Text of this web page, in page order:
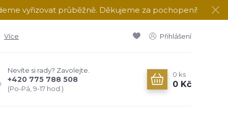
vyřizovat průběžně. Děkujeme za pochopení!
Více Přihlášení
Nevíte si rady? Zavolejte.
+420 775 788 508
(Po-Pá, 9-17 hod.)
0 ks
0 Kč